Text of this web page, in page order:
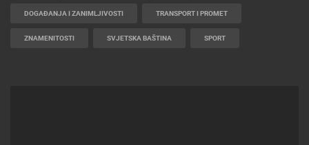
DOGAĐANJA I ZANIMLJIVOSTI TRANSPORT I PROMET
ZNAMENITOSTI SVJETSKA BAŠTINA SPORT